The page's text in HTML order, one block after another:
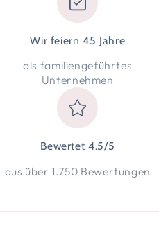
Wir feiern 45 Jahre
als familiengeführtes
Unternehmen
Bewertet 4.5/5
aus über 1.750 Bewertungen